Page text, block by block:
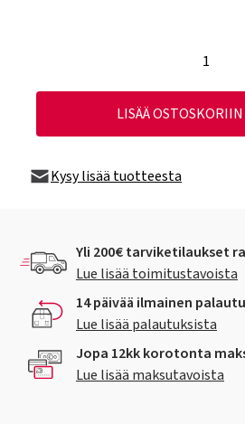
LISÄÄ OSTOSKORIIN
Kysy lisää tuotteesta
Yli 200€ tarviketilaukset
Lue lisää toimitustavoista
14 päivää ilmainen
Lue lisää palautuksista
Jopa 12kk korotonta
Lue lisää maksutavoista